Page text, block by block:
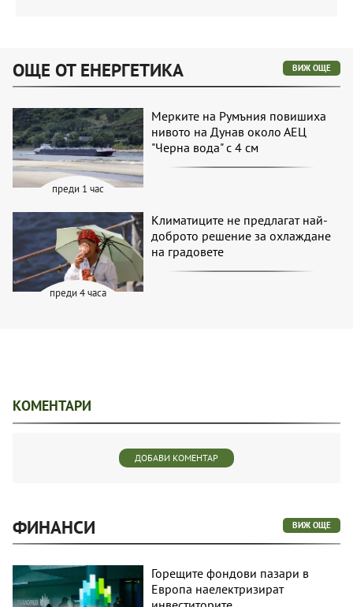
ОЩЕ ОТ ЕНЕРГЕТИКА ВИЖ ОЩЕ
преди 1 час
Мерките на Румъния повишиха
нивото на Дунав около АЕЦ
"Черна вода" с 4 см
преди 4 часа
Климатиците не предлагат най-
доброто решение за охлаждане
на градовете
КОМЕНТАРИ
ДОБАВИ КОМЕНТАР
ФИНАНСИ ВИЖ ОЩЕ
Горещите фондови пазари в
Европа наелектризират